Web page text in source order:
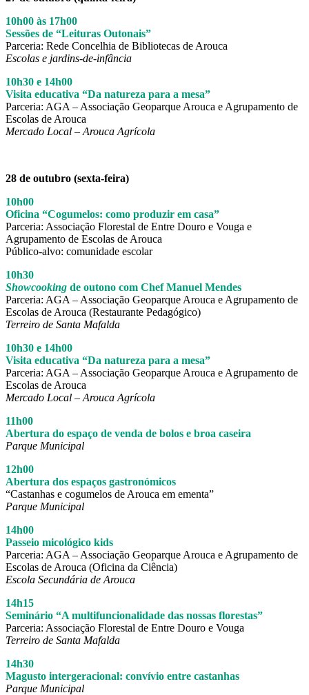
10h00 às 17h00
Sessões de “Leituras Outonais”
Parceria: Rede Concelhia de Bibliotecas de Arouca
Escolas e jardins-de-infância
10h30 e 14h00
Visita educativa “Da natureza para a mesa”
Parceria: AGA – Associação Geoparque Arouca e Agrupamento de
Escolas de Arouca
Mercado Local – Arouca Agrícola
28 de outubro (sexta-feira)
10h00
Oficina “Cogumelos: como produzir em casa”
Parceria: Associação Florestal de Entre Douro e Vouga e
Agrupamento de Escolas de Arouca
Público-alvo: comunidade escolar
10h30
Showcooking de outono com Chef Manuel Mendes
Parceria: AGA – Associação Geoparque Arouca e Agrupamento de
Escolas de Arouca (Restaurante Pedagógico)
Terreiro de Santa Mafalda
10h30 e 14h00
Visita educativa “Da natureza para a mesa”
Parceria: AGA – Associação Geoparque Arouca e Agrupamento de
Escolas de Arouca
Mercado Local – Arouca Agrícola
11h00
Abertura do espaço de venda de bolos e broa caseira
Parque Municipal
12h00
Abertura dos espaços gastronómicos
“Castanhas e cogumelos de Arouca em ementa”
Parque Municipal
14h00
Passeio micológico kids
Parceria: AGA – Associação Geoparque Arouca e Agrupamento de
Escolas de Arouca (Oficina da Ciência)
Escola Secundária de Arouca
14h15
Seminário “A multifuncionalidade das nossas florestas”
Parceria: Associação Florestal de Entre Douro e Vouga
Terreiro de Santa Mafalda
14h30
Magusto intergeracional: convívio entre castanhas
Parque Municipal